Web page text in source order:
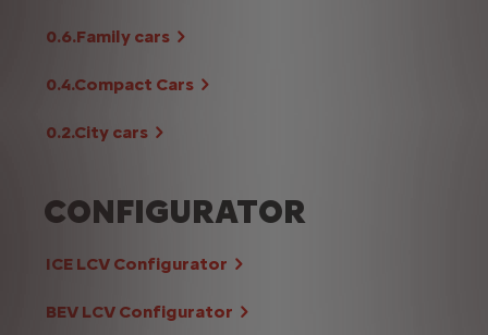
0.6.Family cars
0.4.Compact Cars
0.2.City cars
CONFIGURATOR
ICE LCV Configurator
BEV LCV Configurator